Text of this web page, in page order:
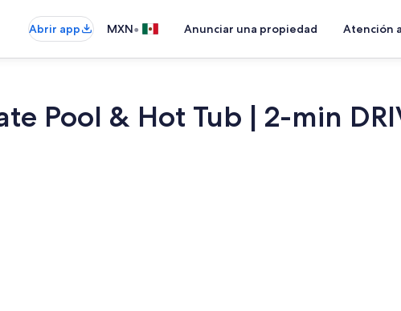
Abrir app MXN• Anunciar una propiedad Atención
Pool & Hot Tub | 2-min